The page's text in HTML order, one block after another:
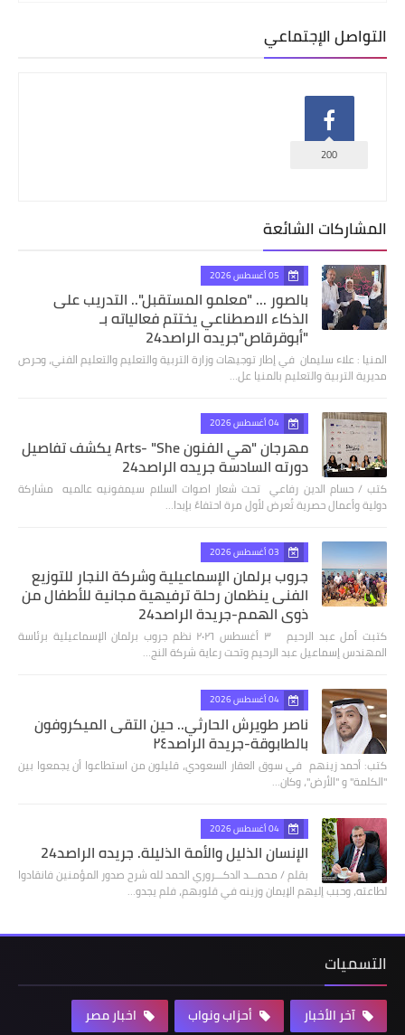
التواصل الإجتماعي
200
المشاركات الشائعة
05 أغسطس 2026
بالصور ... "معلمو المستقبل".. التدريب على
الذكاء الاصطناعي يختتم فعالياته بـ
"أبوقرقاص"جريده الراصد24
المنيا : علاء سليمان في إطار توجيهات وزارة التربية والتعليم والتعليم الفني، وحرص
مديرية التربية والتعليم بالمنيا عل…
04 أغسطس 2026
مهرجان "هي الفنون Arts- "She يكشف تفاصيل
دورته السادسة جريده الراصد24
كتب / حسام الدين رفاعي تحت شعار اصوات السلام سيمفونيه عالميه مشاركة
دولية وأعمال حصرية تُعرض لأول مرة احتفاءً بإبدا…
03 أغسطس 2026
جروب برلمان الإسماعيلية وشركة النجار للتوزيع
الفنى ينظمان رحلة ترفيهية مجانية للأطفال من
ذوي الهمم-جريدة الراصد24
كتبت أمل عبد الرحيم ٣ أغسطس ٢٠٢٦ نظم جروب برلمان الإسماعيلية برئاسة
المهندس إسماعيل عبد الرحيم وتحت رعاية شركة النج…
04 أغسطس 2026
ناصر طويرش الحارثي.. حين التقى الميكروفون
بالطابوقة-جريدة الراصد٢٤
كتب: أحمد زينهم في سوق العقار السعودي، قليلون من استطاعوا أن يجمعوا بين
"الكلمة" و "الأرض"، وكان…
04 أغسطس 2026
الإنسان الذليل والأمة الذليلة. جريده الراصد24
بقلم / محمـــد الدكـــروري الحمد لله شرح صدور المؤمنين فانقادوا
لطاعته، وحبب إليهم الإيمان وزينه في قلوبهم، فلم يجدو…
التسميات
آخر الأخبار أحزاب ونواب
اخبار مصر